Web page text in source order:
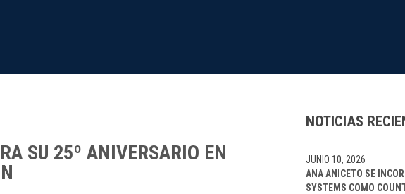
SU 25º ANIVERSARIO EN
NOTICIAS
ANA ANICETO SE
SYSTEMS COMO
JUNIO 10, 2026